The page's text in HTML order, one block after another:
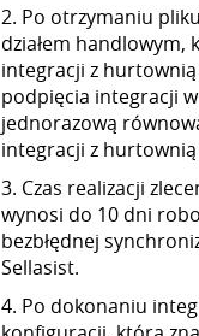
2. Po otrzymaniu
działem
integracji z
podpięcia integracji
jednorazową
integracji z
3. Czas realizacji
wynosi do 10 dni
bezbłędnej
Sellasist.
4. Po dokonaniu